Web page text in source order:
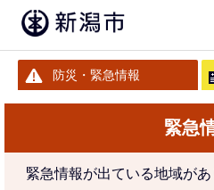
防災・緊急情報
緊急
緊急情報が出ている地域があ